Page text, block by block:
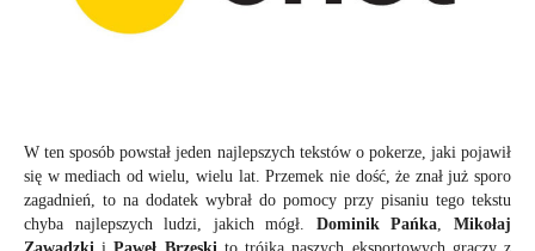
W ten sposób powstał jeden najlepszych tekstów o pokerze, jaki pojawił
się w mediach od wielu, wielu lat. Przemek nie dość, że znał już sporo
zagadnień, to na dodatek wybrał do pomocy przy pisaniu tego tekstu
chyba najlepszych ludzi, jakich mógł. Dominik Pańka ,Mikołaj